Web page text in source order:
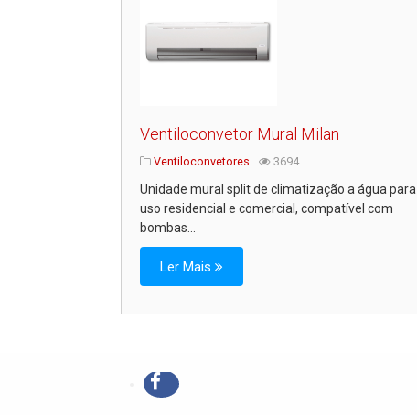
Ventiloconvetor Mural Milan
Ventiloconvetores 3694
Unidade mural split de climatização a água para
uso residencial e comercial, compatível com
bombas...
Ler Mais